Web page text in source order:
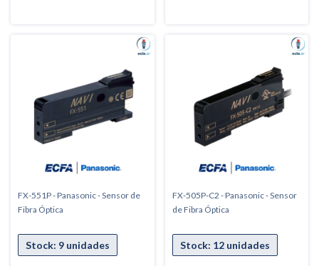
FX-551P - Panasonic - Sensor de
Fibra Óptica
FX-505P-C2 - Panasonic - Sensor
de Fibra Óptica